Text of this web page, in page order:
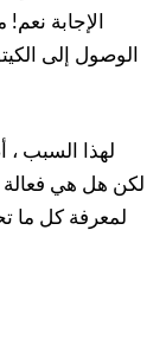
الإجابة
الوصول إلى
لهذا السبب ،
لكن هل هي فعالة
لمعرفة كل ما